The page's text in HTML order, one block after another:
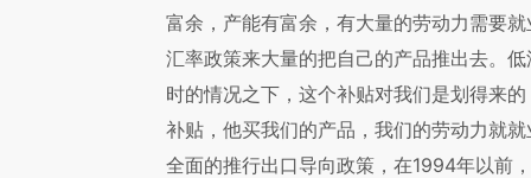
富余，产能有富余，有大量的劳动力需要
汇率政策来大量的把自己的产品推出去。
时的情况之下，这个补贴对我们是划得来
补贴，他买我们的产品，我们的劳动力就
全面的推行出口导向政策，在1994年以前